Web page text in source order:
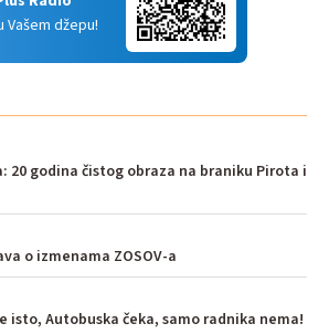
Vašem džepu!
20 godina čistog obraza na braniku Pirota i
o izmenama ZOSOV-a
je isto, Autobuska čeka, samo radnika nema!